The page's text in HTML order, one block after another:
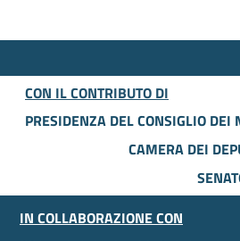
CON IL CONTRIBUTO DI
PRESIDENZA DEL CONSIGLIO DEI
CAMERA DEI
IN COLLABORAZIONE CON